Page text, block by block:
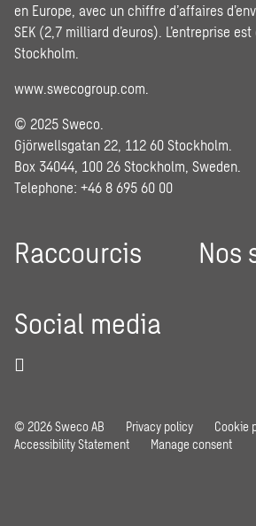
en Europe, avec un chiffre d’affaires
SEK (2,7 milliard d’euros). L’entreprise
Stockholm.
www.swecogroup.com
© 2025 Sweco.
Gjörwellsgatan 22, 112 60 Stockholm.
Box 34044, 100 26 Stockholm, Sweden.
Telephone: +46 8 695 60 00
Raccourcis Nos
Social media
© 2026 Sweco AB Privacy policy
Cookie
Accessibility Statement
Manage consent